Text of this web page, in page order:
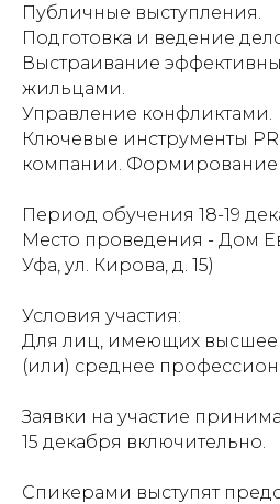
Публичные выступления.
Подготовка и ведение
Выстраивание
жильцами.
Управление конфликтами.
Ключевые инструменты
компании.
Период обучения 18-19
Место проведения - Дом
Уфа, ул. Кирова, д. 15)
Условия участия:
Для лиц, имеющих высшее
(или) среднее
Заявки на участие
15 декабря включительно.
Спикерами выступят